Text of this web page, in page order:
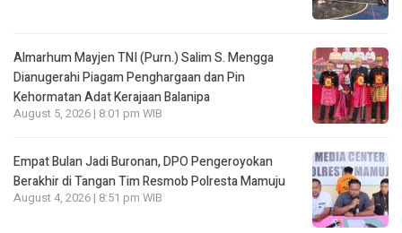
Almarhum Mayjen TNI (Purn.) Salim S. Mengga
Dianugerahi Piagam Penghargaan dan Pin
Kehormatan Adat Kerajaan Balanipa
August 5, 2026 | 8:01 pm WIB
Empat Bulan Jadi Buronan, DPO Pengeroyokan
Berakhir di Tangan Tim Resmob Polresta Mamuju
August 4, 2026 | 8:51 pm WIB